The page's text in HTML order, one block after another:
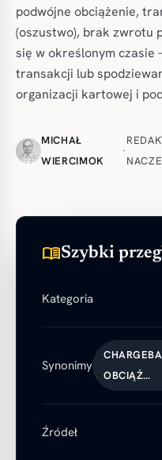
podwójne obciążenie,
(oszustwo), brak zwrotu
się w określonym czasie
transakcji lub
organizacji kartowej i
MICHAŁ
WIERCIMOK
·
menu_bookSzybki
Kategoria
Synonimy
OBCIĄŻ…
Źródeł